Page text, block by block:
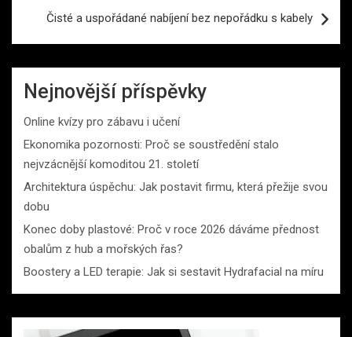
Čisté a uspořádané nabíjení bez nepořádku s kabely
Nejnovější příspěvky
Online kvízy pro zábavu i učení
Ekonomika pozornosti: Proč se soustředění stalo
nejvzácnější komoditou 21. století
Architektura úspěchu: Jak postavit firmu, která přežije svou
dobu
Konec doby plastové: Proč v roce 2026 dáváme přednost
obalům z hub a mořských řas?
Boostery a LED terapie: Jak si sestavit Hydrafacial na míru